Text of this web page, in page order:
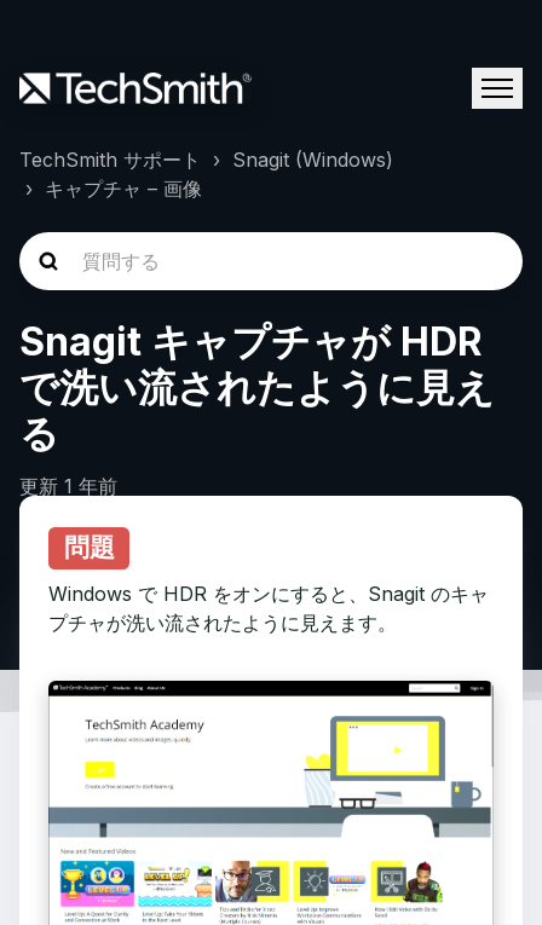
TechSmith サポート
Snagit (Windows)
キャプチャ – 画像
Snagit キャプチャが HDR
で洗い流されたように見え
る
更新 1 年前
問題
Windows で HDR をオンにすると、Snagit のキャ
プチャが洗い流されたように見えます。